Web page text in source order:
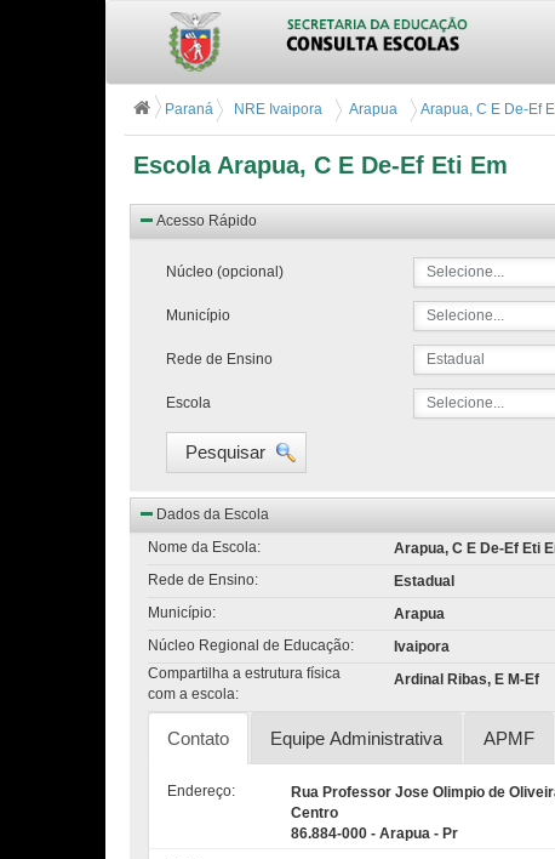
Escola Arapua, C E De-Ef Eti Em
Paraná NRE Ivaipora Arapua Arapua, C E De-Ef
Acesso Rápido
Núcleo (opcional) Selecione...
Município Selecione...
Rede de Ensino Estadual
Escola Selecione...
Pesquisar
Dados da Escola
Nome da Escola:
Arapua, C E De-Ef Eti
Rede de Ensino:
Estadual
Município:
Arapua
Núcleo Regional de Educação:
Ivaipora
Compartilha a estrutura física
com a escola:
Ardinal Ribas, E M-Ef
Contato Equipe Administrativa APMF
Endereço:
Rua Professor Jose Olimpio de
Centro
86.884-000 - Arapua - Pr